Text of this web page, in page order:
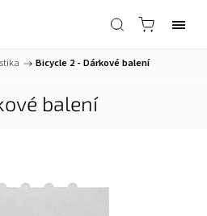
/ Bicycle 2 - Dárkové balení
balení